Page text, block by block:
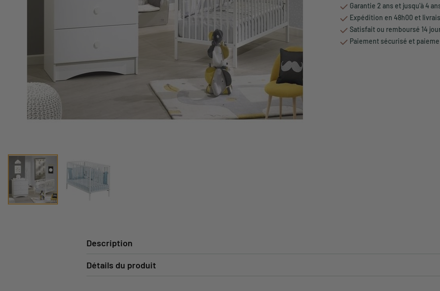
Garantie 2 ans et jusqu'à 4
Expédition en 48h00 et
Satisfait ou remboursé 14
Paiement sécurisé et
Description
Détails du produit